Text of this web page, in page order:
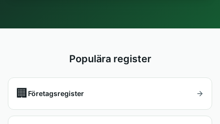
Populära register
🏢 Företagsregister